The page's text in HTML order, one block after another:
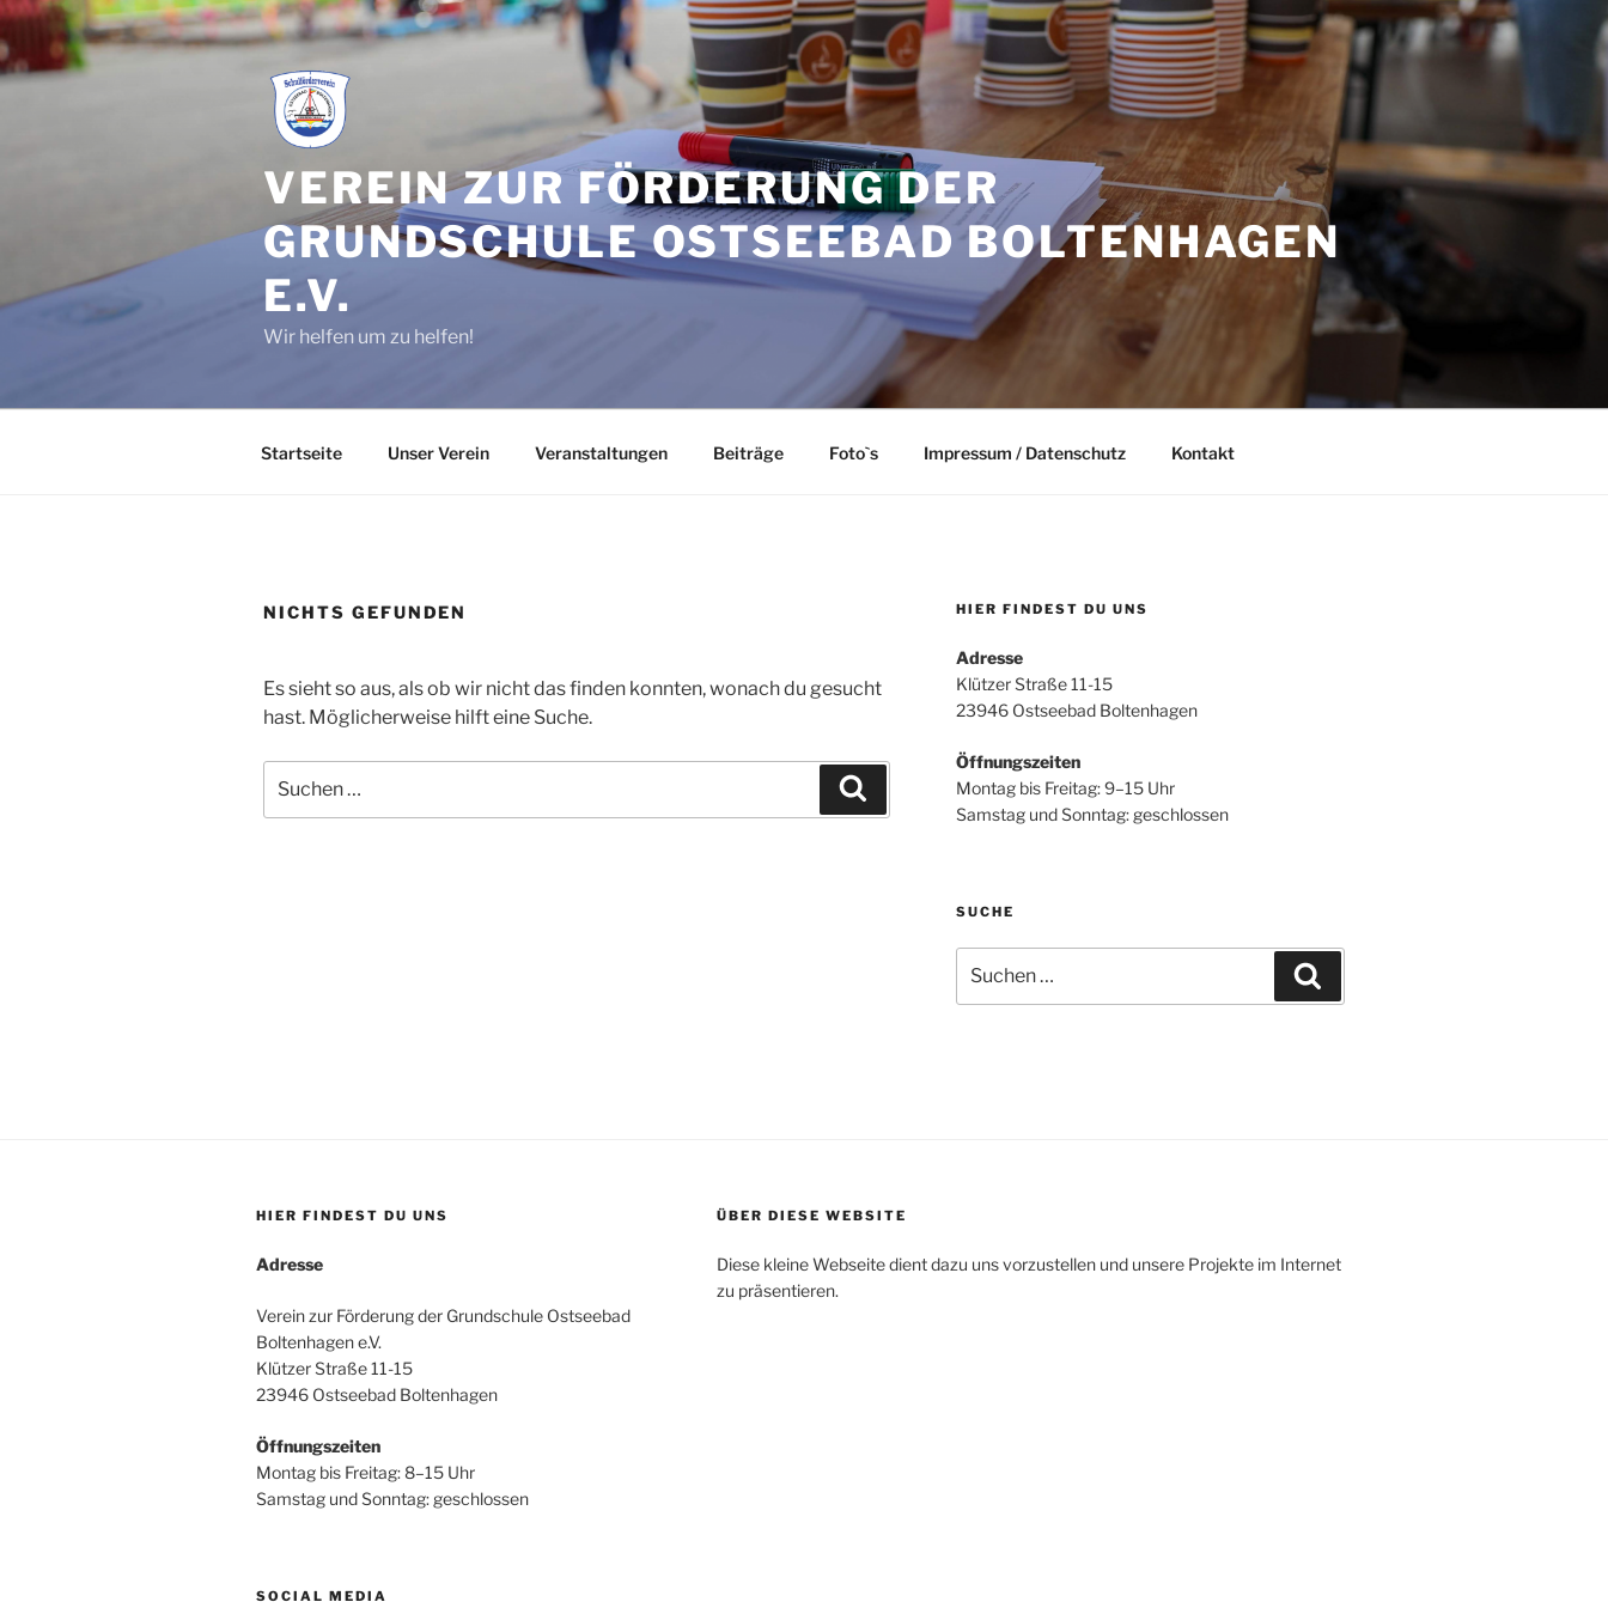
Zum
Inhalt
springen
VEREIN ZUR FÖRDERUNG DER
GRUNDSCHULE OSTSEEBAD BOLTENHAGEN
E.V.
Wir helfen um zu helfen!
Startseite Unser Verein Veranstaltungen Beiträge Foto`s Impressum / Datenschutz Kontakt
NICHTS GEFUNDEN
Es sieht so aus, als ob wir nicht das finden konnten, wonach du gesucht
hast. Möglicherweise hilft eine Suche.
nach:
HIER FINDEST DU UNS
Adresse
Klützer Straße 11-15
23946 Ostseebad Boltenhagen
Öffnungszeiten
Montag bis Freitag: 9–15 Uhr
Samstag und Sonntag: geschlossen
SUCHE
nach:
HIER FINDEST DU UNS
Adresse
Verein zur Förderung der Grundschule Ostseebad
Boltenhagen e.V.
Klützer Straße 11-15
23946 Ostseebad Boltenhagen
Öffnungszeiten
Montag bis Freitag: 8–15 Uhr
Samstag und Sonntag: geschlossen
SOCIAL MEDIA
ÜBER DIESE WEBSITE
Diese kleine Webseite dient dazu uns vorzustellen und unsere Projekte im Internet
zu präsentieren.